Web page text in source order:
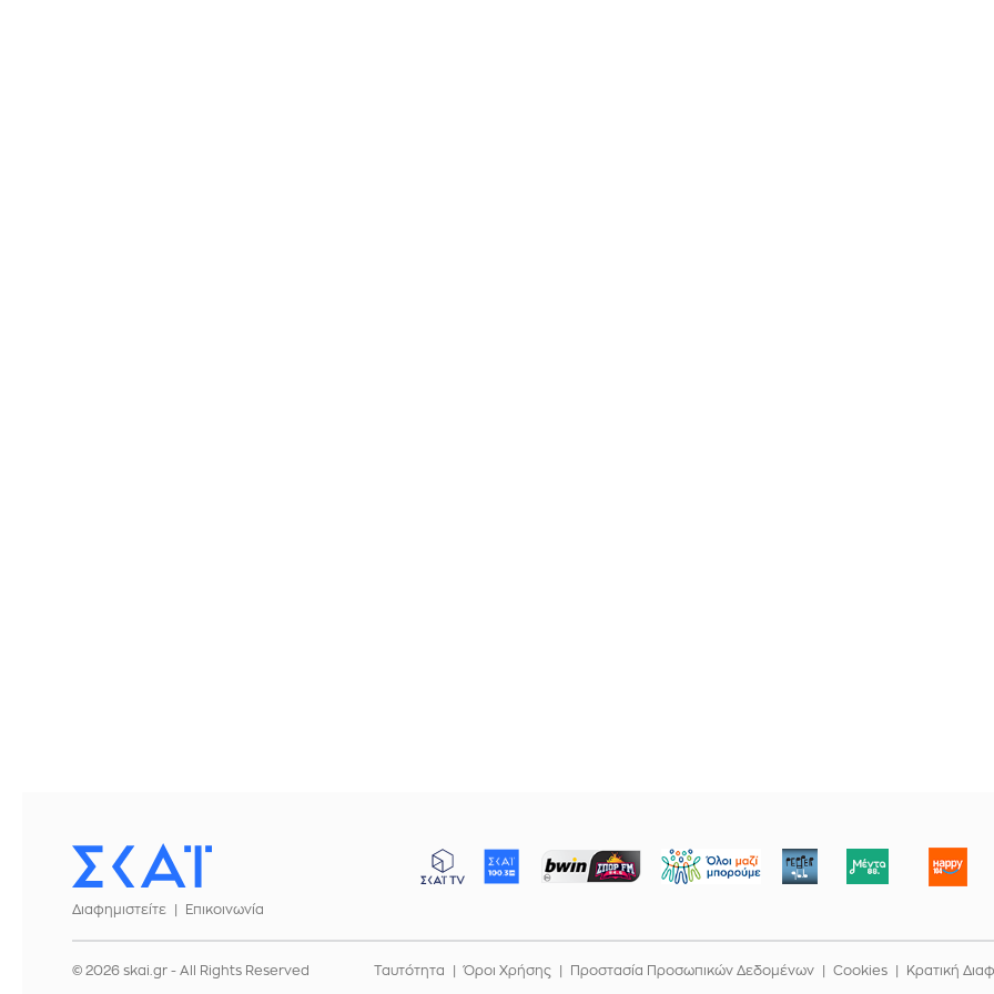
Διαφημιστείτε
Επικοινωνία
© 2026 skai.gr - All Rights Reserved Ταυτότητα Όροι Χρήσης Προστασία Προσωπικών Δεδομένων Cookies Κρατική